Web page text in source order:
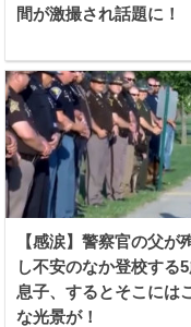
間が激撮され話題に！
【感涙】警察官の父が
し不安のなか登校する
息子、するとそこには
な光景が！